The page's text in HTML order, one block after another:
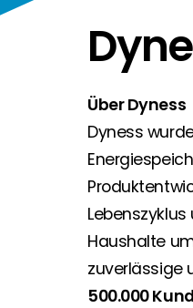
Segen Team
Lernen Sie
Kunden-Portal
Unser Kunden-
Blog
Bleiben Sie auf
Karriere
Sie suchen nach
Segen Partner
Sie sind ein PV-
Finden Sie einen
Sie sind
Über Dyness
Dyness
Haushalte
zuverlässige
500.000